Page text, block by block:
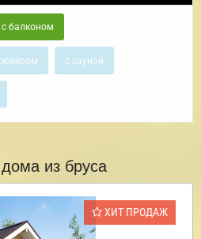
с балконом
с сауной
из бруса
ХИТ ПРОДАЖ